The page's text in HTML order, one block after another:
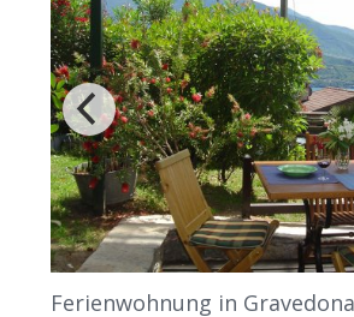
Ferienwohnung in